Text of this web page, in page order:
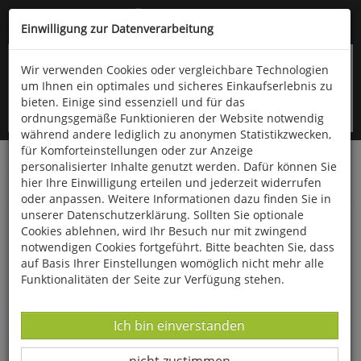
Kompletten Head der Seite überspringen
oder (06766) 9323-960
Startseite Haushalt & Garten
Garten
Bücher zum Thema Garten
Bestimmungskarte »Schadbilder an
Beerenobst«
Einwilligung zur Datenverarbeitung
Wir verwenden Cookies oder vergleichbare Technologien
um Ihnen ein optimales und sicheres Einkaufserlebnis zu
bieten. Einige sind essenziell und für das
ordnungsgemäße Funktionieren der Website notwendig
während andere lediglich zu anonymen Statistikzwecken,
für Komforteinstellungen oder zur Anzeige
personalisierter Inhalte genutzt werden. Dafür können Sie
hier Ihre Einwilligung erteilen und jederzeit widerrufen
oder anpassen. Weitere Informationen dazu finden Sie in
unserer Datenschutzerklärung. Sollten Sie optionale
Cookies ablehnen, wird Ihr Besuch nur mit zwingend
notwendigen Cookies fortgeführt. Bitte beachten Sie, dass
auf Basis Ihrer Einstellungen womöglich nicht mehr alle
Funktionalitäten der Seite zur Verfügung stehen.
Datenverarbeitung -
Ich bin einverstanden